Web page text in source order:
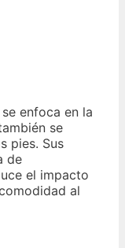
enfoca en la
se
pies. Sus
de
el impacto
al